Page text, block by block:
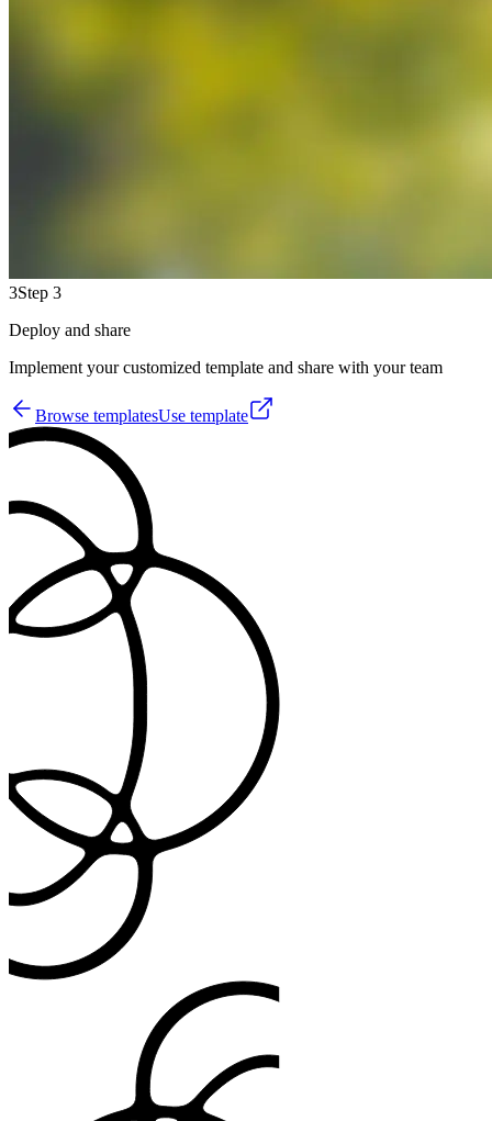
3Step 3
Deploy and share
Implement your customized template and share with your team
Browse templatesUse template